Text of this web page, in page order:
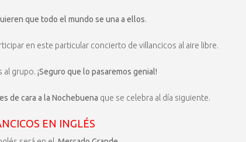
que todo el mundo se una a ellos.
en este particular concierto de villancicos al aire libre.
al grupo. ¡Seguro que lo pasaremos genial!
de cara a la Nochebuena que se celebra al día siguiente.
EN INGLÉS